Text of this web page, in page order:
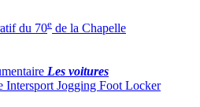
du 70e de la Chapelle
Les voitures
Intersport Jogging Foot Locker